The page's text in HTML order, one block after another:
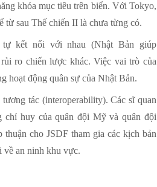
khóa mục tiêu trên biển. Với Tokyo,
từ sau Thế chiến II là chưa từng có.
kết nối với nhau (Nhật Bản giúp
ro chiến lược khác. Việc vai trò của
hoạt động quân sự của Nhật Bản.
tác (interoperability). Các sĩ quan
chỉ huy của quân đội Mỹ và quân đội
cho JSDF tham gia các kịch bản
về an ninh khu vực.